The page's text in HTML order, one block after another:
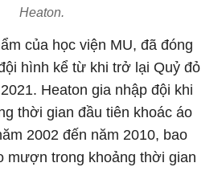
Heaton.
của học viện MU, đã đóng
hình kể từ khi trở lại Quỷ đỏ
Heaton gia nhập đội khi
thời gian đầu tiên khoác áo
2002 đến năm 2010, bao
mượn trong khoảng thời gian